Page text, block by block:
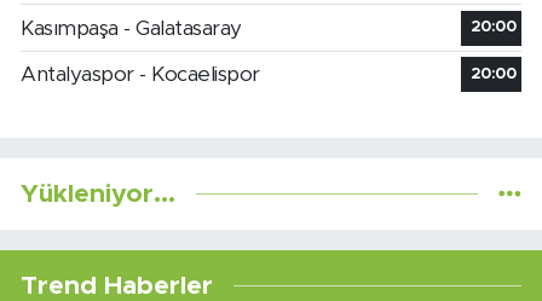
Kasımpaşa - Galatasaray 20:00
Antalyaspor - Kocaelispor 20:00
Yükleniyor...
Trend Haberler